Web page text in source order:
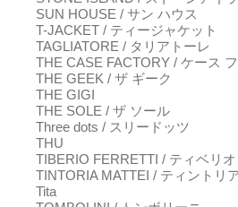
SUN HOUSE / サン ハウス
T-JACKET / ティージャケット
TAGLIATORE / タリアトーレ
THE CASE FACTORY / ケース
THE GEEK / ザ ギーク
THE GIGI
THE SOLE / ザ ソール
Three dots / スリードッツ
THU
TIBERIO FERRETTI / ティベリ
TINTORIA MATTEI / ティントリ
Tita